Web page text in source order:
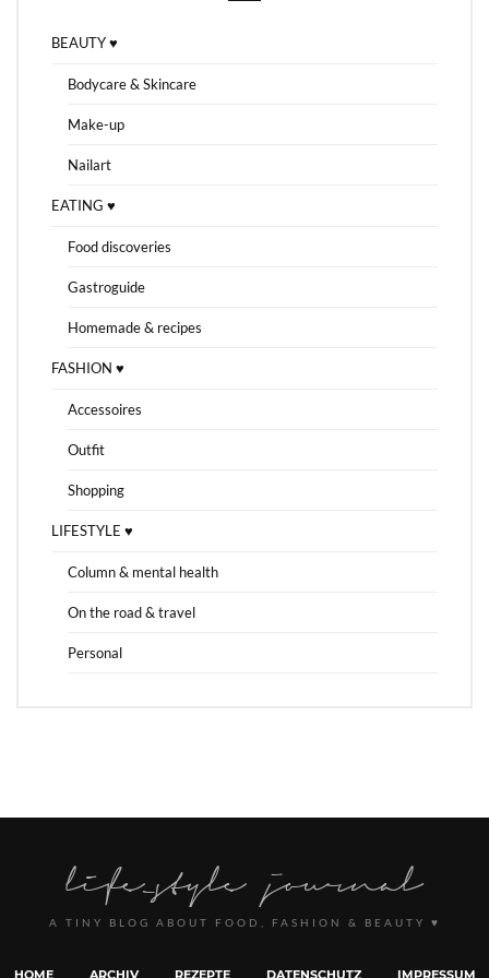
BEAUTY ♥
Bodycare & Skincare
Make-up
Nailart
EATING ♥
Food discoveries
Gastroguide
Homemade & recipes
FASHION ♥
Accessoires
Outfit
Shopping
LIFESTYLE ♥
Column & mental health
On the road & travel
Personal
A TINY BLOG ABOUT FOOD, FASHION & BEAUTY ♥
HOME ARCHIV REZEPTE DATENSCHUTZ IMPRESSUM